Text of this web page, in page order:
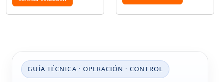
GUÍA TÉCNICA · OPERACIÓN · CONTROL